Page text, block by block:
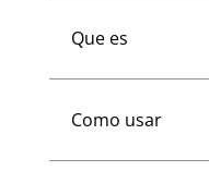
Que es
Como usar